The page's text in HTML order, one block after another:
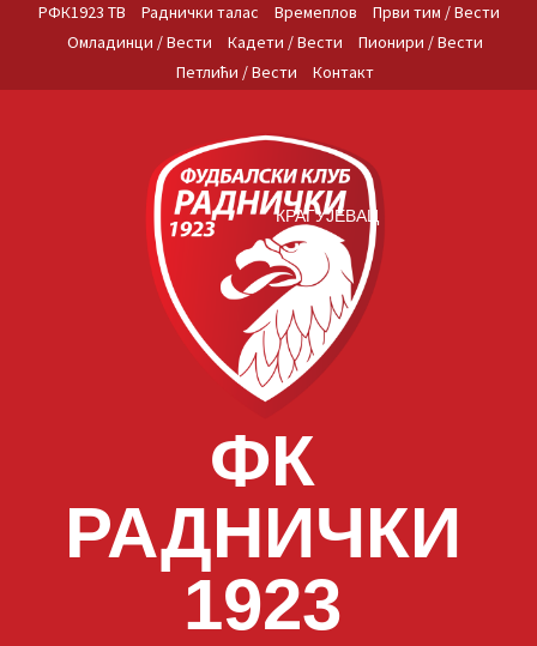
РФК1923 ТВ Раднички талас Времеплов
Први тим / Вести
Омладинци / Вести
Кадети / Вести
Пионири / Вести
Петлићи / Вести
Контакт
ФК
РАДНИЧКИ
1923
КРАГУЈЕВАЦ